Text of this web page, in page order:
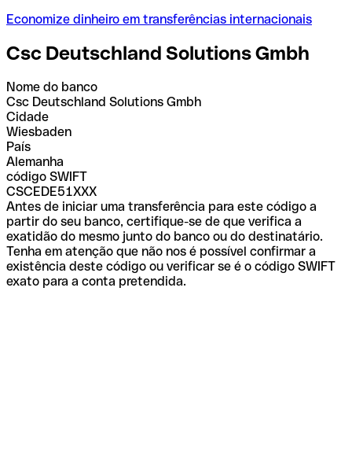
Economize dinheiro em transferências internacionais
Csc Deutschland Solutions Gmbh
Nome do banco
Csc Deutschland Solutions Gmbh
Cidade
Wiesbaden
País
Alemanha
código SWIFT
CSCEDE51XXX
Antes de iniciar uma transferência para este código a
partir do seu banco, certifique-se de que verifica a
exatidão do mesmo junto do banco ou do destinatário.
Tenha em atenção que não nos é possível confirmar a
existência deste código ou verificar se é o código SWIFT
exato para a conta pretendida.